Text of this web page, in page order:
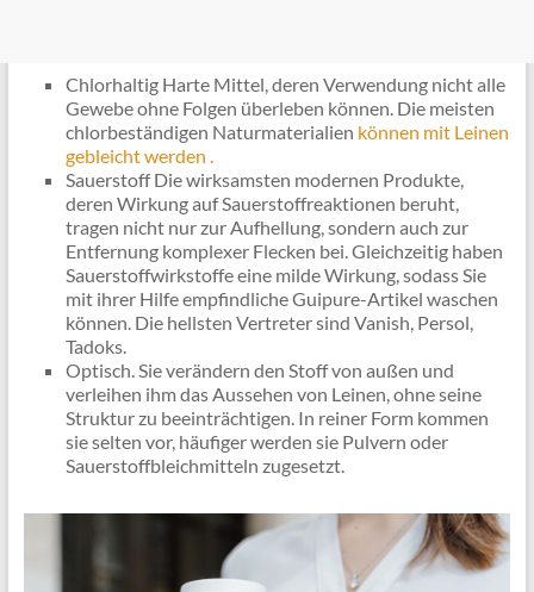
Chlorhaltig Harte Mittel, deren Verwendung nicht alle
Gewebe ohne Folgen überleben können. Die meisten
chlorbeständigen Naturmaterialien können mit Leinen
gebleicht werden .
Sauerstoff Die wirksamsten modernen Produkte,
deren Wirkung auf Sauerstoffreaktionen beruht,
tragen nicht nur zur Aufhellung, sondern auch zur
Entfernung komplexer Flecken bei. Gleichzeitig haben
Sauerstoffwirkstoffe eine milde Wirkung, sodass Sie
mit ihrer Hilfe empfindliche Guipure-Artikel waschen
können. Die hellsten Vertreter sind Vanish, Persol,
Tadoks.
Optisch. Sie verändern den Stoff von außen und
verleihen ihm das Aussehen von Leinen, ohne seine
Struktur zu beeinträchtigen. In reiner Form kommen
sie selten vor, häufiger werden sie Pulvern oder
Sauerstoffbleichmitteln zugesetzt.